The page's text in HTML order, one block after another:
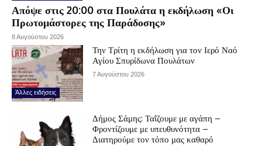
Απόψε στις 20:00 στα Πουλάτα η εκδήλωση «Οι
Πρωτομάστορες της Παράδοσης»
8 Αυγούστου 2026
Άλλες ειδήσεις
Την Τρίτη η εκδήλωση για τον Ιερό Ναό
Αγίου Σπυρίδωνα Πουλάτων
7 Αυγούστου 2026
Δήμος Σάμης: Ταΐζουμε με αγάπη –
Φροντίζουμε με υπευθυνότητα –
Διατηρούμε τον τόπο μας καθαρό